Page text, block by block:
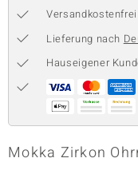
Classics
Lieferung nach
Hauseigener
Mokka Zirkon